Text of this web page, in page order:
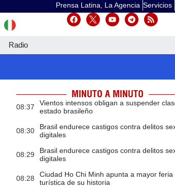
Prensa Latina, La Agencia Servicios
Radio
MINUTO A MINUTO
08:37
Vientos intensos obligan a suspender
estado brasileño
08:30
Brasil endurece castigos contra delitos
digitales
08:29
Brasil endurece castigos contra delitos
digitales
08:28
Ciudad Ho Chi Minh apunta a mayor feria
turística de su historia